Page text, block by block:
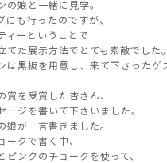
の娘と一緒に見学。
も行ったのですが、
ィーということで
てた展示方法でとても素敵でした。
は黒板を用意し、来て下さったゲ
賞を受賞した杏さん、
ージを書いて下さいました。
娘が一言書きました。
ークで書く中、
ピンクのチョークを使って、